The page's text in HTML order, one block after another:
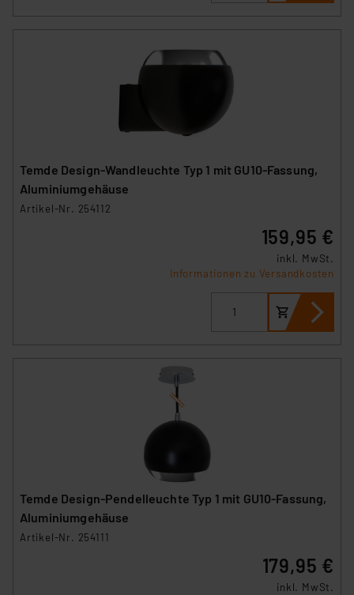
Temde Design-Wandleuchte Typ 1 mit GU10-Fassung,
Aluminiumgehäuse
Artikel-Nr. 254112
159,95 €
inkl. MwSt.
Informationen zu Versandkosten
Temde Design-Pendelleuchte Typ 1 mit GU10-Fassung,
Aluminiumgehäuse
Artikel-Nr. 254111
179,95 €
inkl. MwSt.